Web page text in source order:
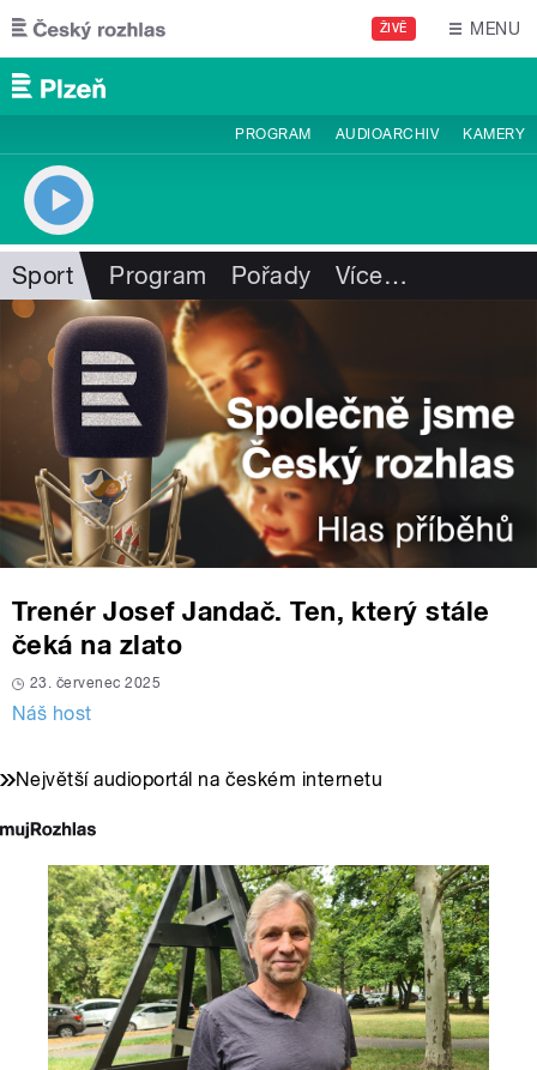
Přejít k hlavnímu obsahu
ŽIVĚ MENU
PROGRAM AUDIOARCHIV KAMERY
Sport Program Pořady Více…
Trenér Josef Jandač. Ten, který stále
čeká na zlato
23. červenec 2025
Náš host
Největší audioportál na českém internetu